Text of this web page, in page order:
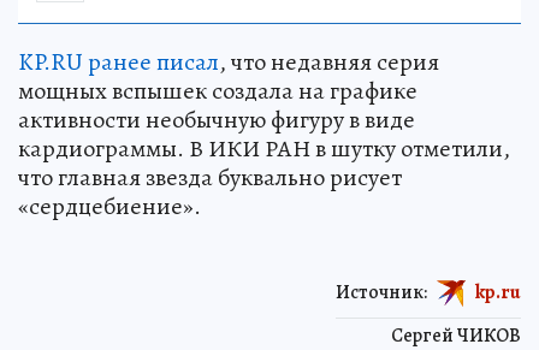
KP.RU ранее писал, что недавняя серия
мощных вспышек создала на графике
активности необычную фигуру в виде
кардиограммы. В ИКИ РАН в шутку отметили,
что главная звезда буквально рисует
«сердцебиение».
Сергей ЧИКОВ
Источник: kp.ru